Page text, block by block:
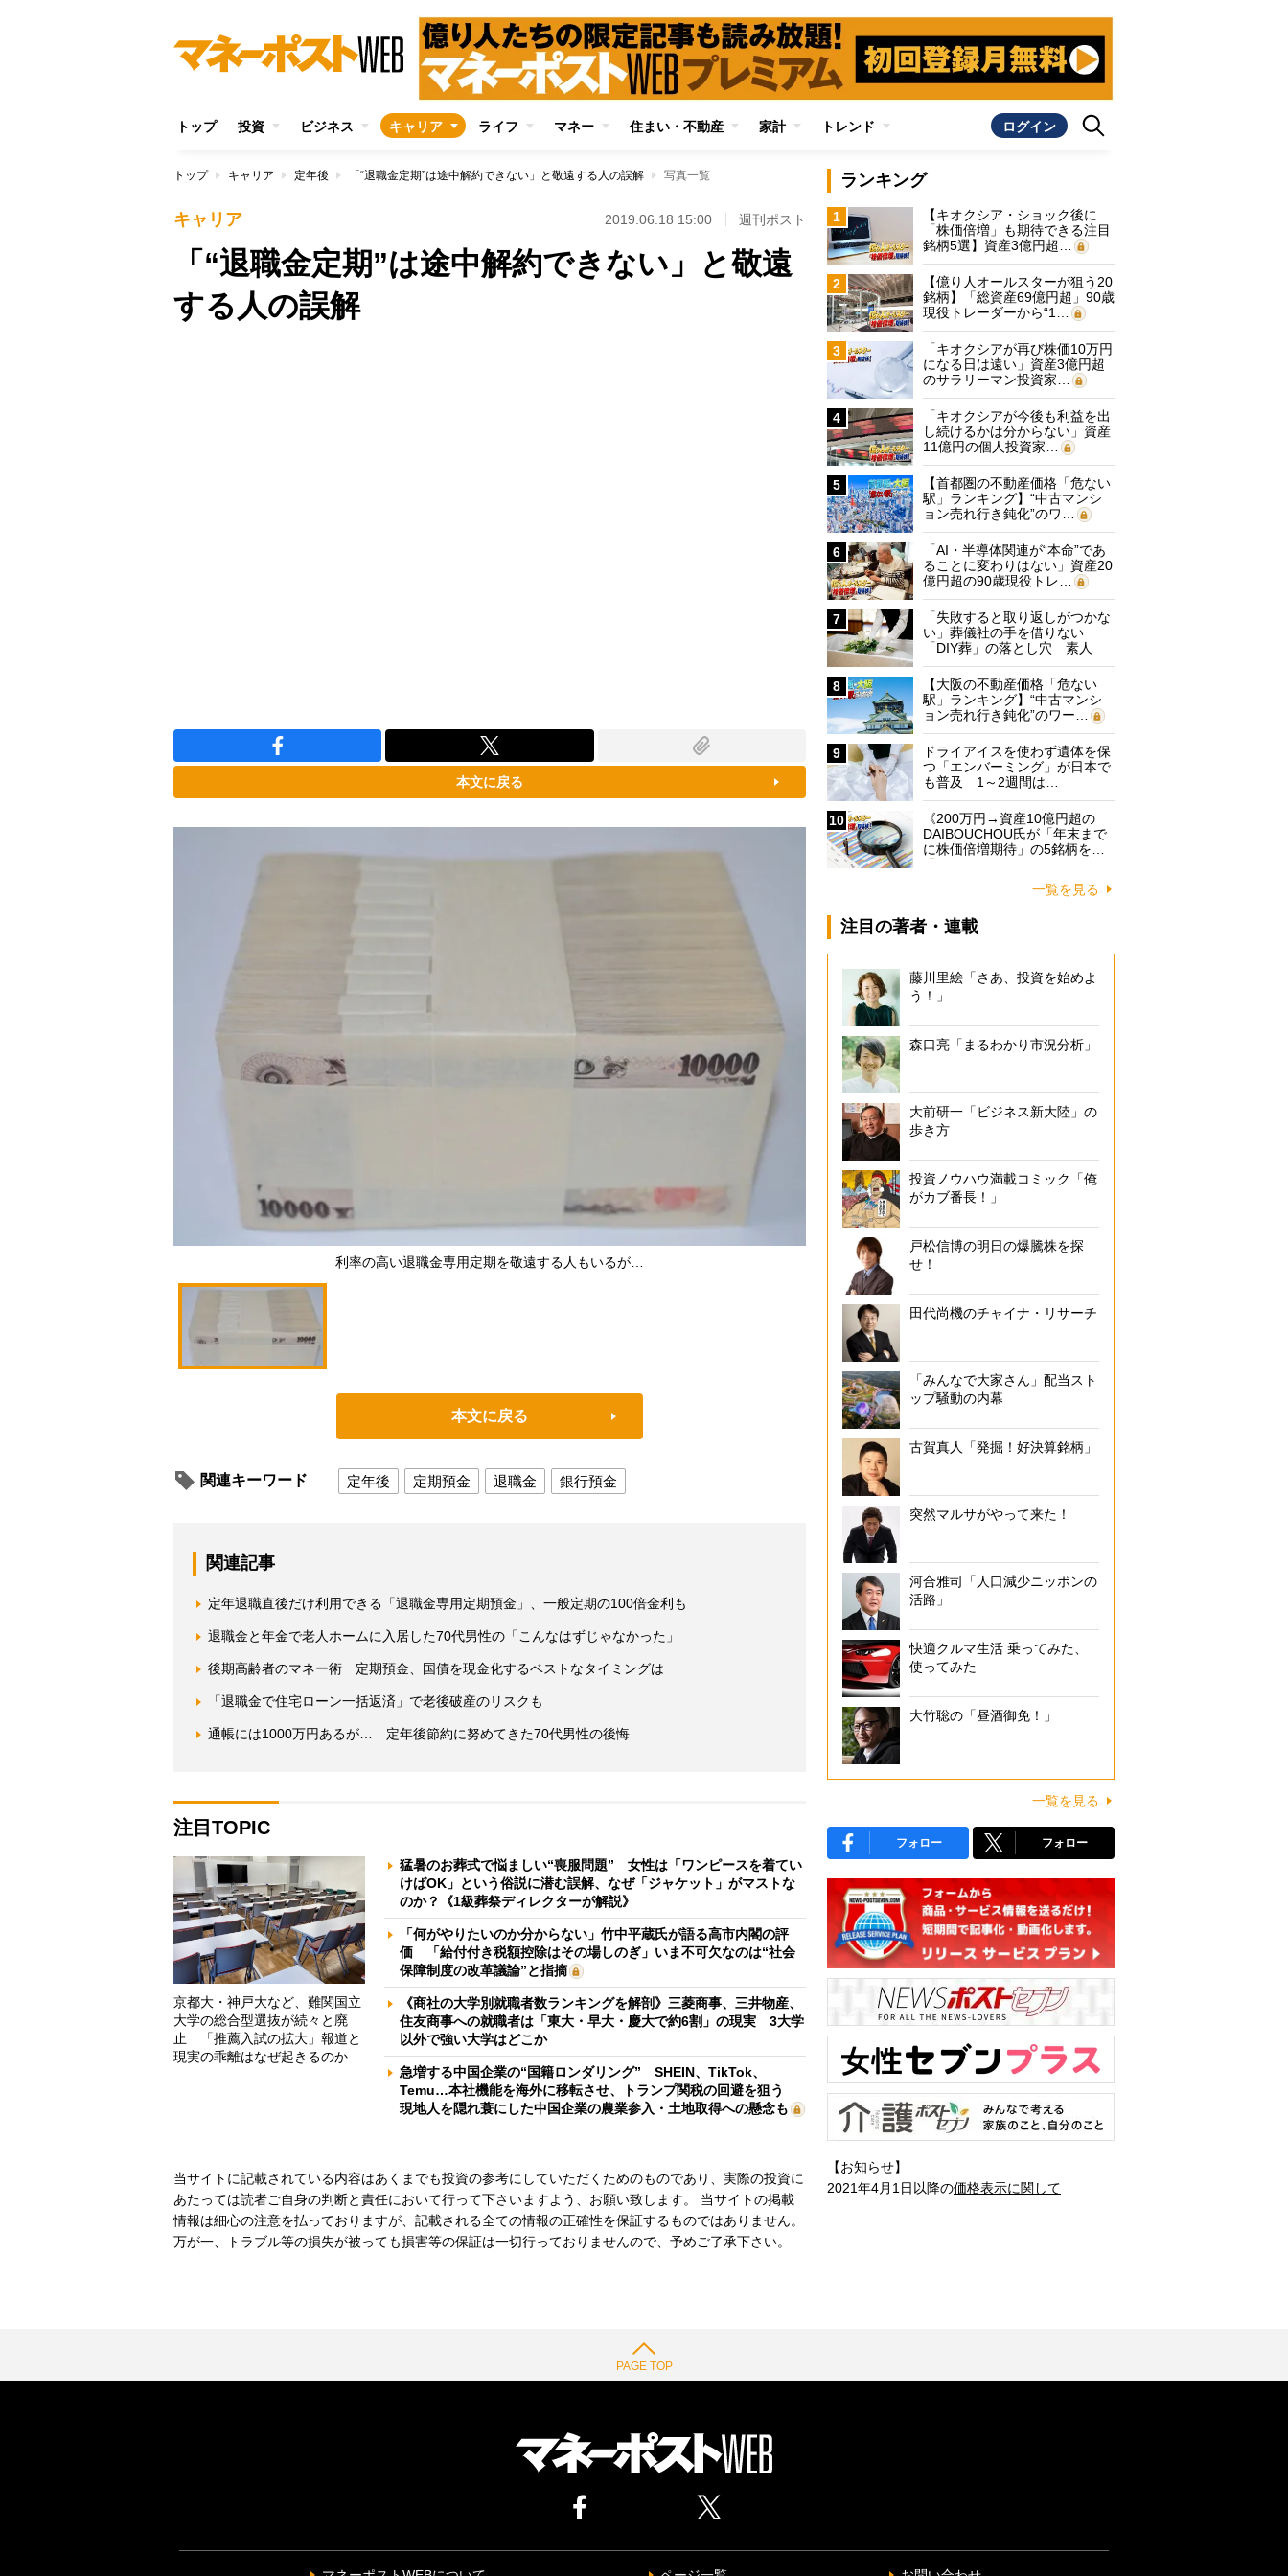
トップ 投資 ビジネス キャリア ライフ マネー 住まい・不動産 家計 トレンド ログイン
トップ キャリア 定年後 「“退職金定期”は途中解約できない」と敬遠する人の誤解 写真一覧
キャリア 2019.06.18 15:00 週刊ポスト
「“退職金定期”は途中解約できない」と敬遠
する人の誤解
本文に戻る
利率の高い退職金専用定期を敬遠する人もいるが…
本文に戻る
関連キーワード 定年後 定期預金 退職金 銀行預金
関連記事
定年退職直後だけ利用できる「退職金専用定期預金」、一般定期の100倍金利も
退職金と年金で老人ホームに入居した70代男性の「こんなはずじゃなかった」
後期高齢者のマネー術 定期預金、国債を現金化するベストなタイミングは
「退職金で住宅ローン一括返済」で老後破産のリスクも
通帳には1000万円あるが… 定年後節約に努めてきた70代男性の後悔
注目TOPIC
京都大・神戸大など、難関国立
大学の総合型選抜が続々と廃
止 「推薦入試の拡大」報道と
現実の乖離はなぜ起きるのか
猛暑のお葬式で悩ましい“喪服問題” 女性は「ワンピースを着てい
けばOK」という俗説に潜む誤解、なぜ「ジャケット」がマストな
のか？《1級葬祭ディレクターが解説》
「何がやりたいのか分からない」竹中平蔵氏が語る高市内閣の評
価 「給付付き税額控除はその場しのぎ」いま不可欠なのは“社会
保障制度の改革議論”と指摘
《商社の大学別就職者数ランキングを解剖》三菱商事、三井物産、
住友商事への就職者は「東大・早大・慶大で約6割」の現実 3大学
以外で強い大学はどこか
急増する中国企業の“国籍ロンダリング” SHEIN、TikTok、
Temu…本社機能を海外に移転させ、トランプ関税の回避を狙う
現地人を隠れ蓑にした中国企業の農業参入・土地取得への懸念も
当サイトに記載されている内容はあくまでも投資の参考にしていただくためのものであり、実際の投資に
あたっては読者ご自身の判断と責任において行って下さいますよう、お願い致します。 当サイトの掲載
情報は細心の注意を払っておりますが、記載される全ての情報の正確性を保証するものではありません。
万が一、トラブル等の損失が被っても損害等の保証は一切行っておりませんので、予めご了承下さい。
ランキング
1
【キオクシア・ショック後に
「株価倍増」も期待できる注目
銘柄5選】資産3億円超…
2
【億り人オールスターが狙う20
銘柄】「総資産69億円超」90歳
現役トレーダーから“1…
3
「キオクシアが再び株価10万円
になる日は遠い」資産3億円超
のサラリーマン投資家…
4
「キオクシアが今後も利益を出
し続けるかは分からない」資産
11億円の個人投資家…
5
【首都圏の不動産価格「危ない
駅」ランキング】“中古マンシ
ョン売れ行き鈍化”のワ…
6
「AI・半導体関連が“本命”であ
ることに変わりはない」資産20
億円超の90歳現役トレ…
7
「失敗すると取り返しがつかな
い」葬儀社の手を借りない
「DIY葬」の落とし穴 素人
に…
8
【大阪の不動産価格「危ない
駅」ランキング】“中古マンシ
ョン売れ行き鈍化”のワー…
9
ドライアイスを使わず遺体を保
つ「エンバーミング」が日本で
も普及 1～2週間は…
10
《200万円→資産10億円超の
DAIBOUCHOU氏が「年末まで
に株価倍増期待」の5銘柄を…
一覧を見る
注目の著者・連載
藤川里絵「さあ、投資を始めよ
う！」
森口亮「まるわかり市況分析」
大前研一「ビジネス新大陸」の
歩き方
投資ノウハウ満載コミック「俺
がカブ番長！」
戸松信博の明日の爆騰株を探
せ！
田代尚機のチャイナ・リサーチ
「みんなで大家さん」配当スト
ップ騒動の内幕
古賀真人「発掘！好決算銘柄」
突然マルサがやって来た！
河合雅司「人口減少ニッポンの
活路」
快適クルマ生活 乗ってみた、
使ってみた
大竹聡の「昼酒御免！」
一覧を見る
フォロー フォロー
【お知らせ】
2021年4月1日以降の価格表示に関して
PAGE TOP